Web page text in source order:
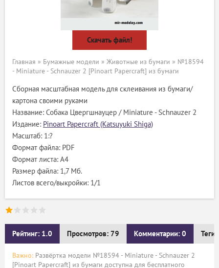
Скачать файл!
Главная » Бумажные модели » Животные из бумаги » №18594
- Miniature - Schnauzer 2 [Pinoart Papercraft] из бумаги
Сборная масштабная модель для склеивания из бумаги/
картона своими руками
Название: Собака Цвергшнауцер / Miniature - Schnauzer 2
Издание: Pinoart Papercraft (Katsuyuki Shiga)
Масштаб: 1:?
Формат файла: PDF
Формат листа: А4
Размер файла: 1,7 Мб.
Листов всего/выкройки: 1/1
Рейтинг: 1.0 Просмотров: 79 Комментарии: 0 Теги:
Важно: Развёртка модели №18594 - Miniature - Schnauzer 2
[Pinoart Papercraft] из бумаги доступна для бесплатного